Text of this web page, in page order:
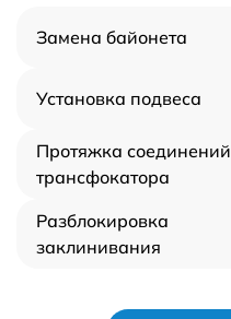
Замена байонета
Установка подвеса
Протяжка соединений
трансфокатора
Разблокировка
заклинивания